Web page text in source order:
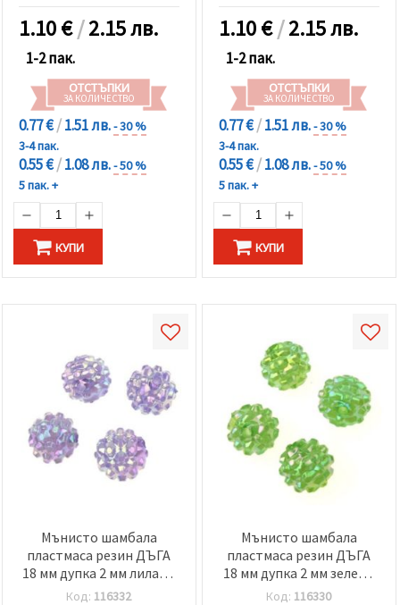
1.10€/2.15 лв.
1-2 пак.
ОТСТЪПКИ
ЗА КОЛИЧЕСТВО
0.77 €/1.51 лв.- 30 %
3-4 пак.
0.55 €/1.08 лв.- 50 %
5 пак. +
КУПИ
1.10€/2.15 лв.
1-2 пак.
ОТСТЪПКИ
ЗА КОЛИЧЕСТВО
0.77 €/1.51 лв.- 30 %
3-4 пак.
0.55 €/1.08 лв.- 50 %
5 пак. +
КУПИ
Мънисто шамбала
пластмаса резин ДЪГА
18 мм дупка 2 мм лилаво
-4 броя
Код: 116332
Мънисто шамбала
пластмаса резин ДЪГА
18 мм дупка 2 мм зелено
-4 броя
Код: 116330